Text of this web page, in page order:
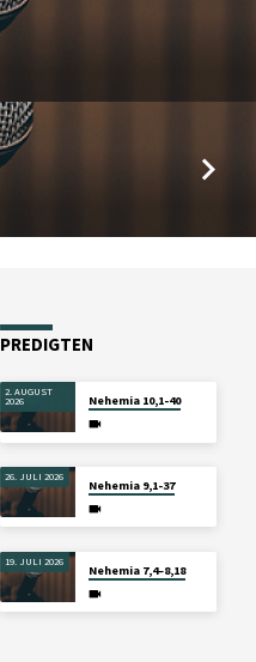
PREDIGTEN
2. AUGUST
2026 Nehemia 10,1-40
26. JULI 2026
Nehemia 9,1-37
19. JULI 2026
Nehemia 7,4–8,18